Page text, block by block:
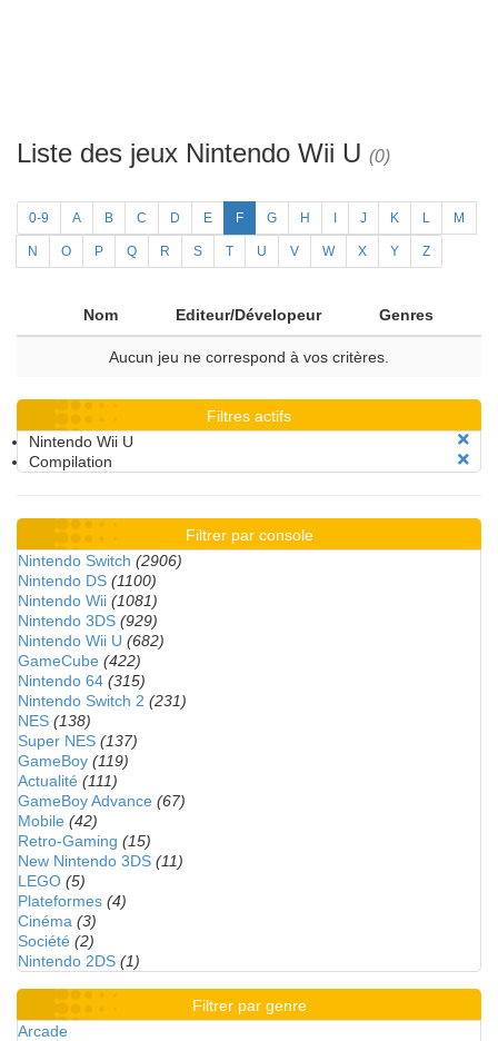
Liste des jeux Nintendo Wii U (0)
0-9 A B C D E F G H J K L M
N O P Q R S T U V W X Y Z
Nom Editeur/Dévelopeur Genres
Aucun jeu ne correspond à vos critères.
Filtres actifs
Nintendo Wii U
Compilation
Filtrer par console
Nintendo Switch (2906)
Nintendo DS (1100)
Nintendo Wii (1081)
Nintendo 3DS (929)
Nintendo Wii U (682)
GameCube (422)
Nintendo 64 (315)
Nintendo Switch 2 (231)
NES (138)
Super NES (137)
GameBoy (119)
Actualité (111)
GameBoy Advance (67)
Mobile (42)
Retro-Gaming (15)
New Nintendo 3DS (11)
LEGO (5)
Plateformes (4)
Cinéma (3)
Société (2)
Nintendo 2DS (1)
Filtrer par genre
Arcade